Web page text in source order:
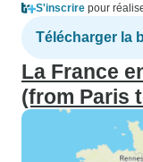
S'inscrire pour
Télécharger la
La France
(from Paris